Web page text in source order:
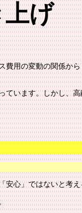
げ
用の変動の関係か
います。しかし、
安心」ではないと考え